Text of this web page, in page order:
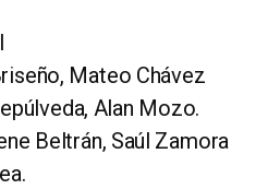
Mateo Chávez
Alan Mozo.
Beltrán, Saúl Zamora